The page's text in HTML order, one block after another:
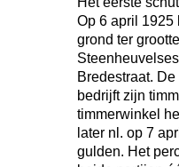
Op 6 april 1925
grond ter
Bredestraat.
bedrijft zijn
timmerwinkel
later nl. op 7
gulden. Het